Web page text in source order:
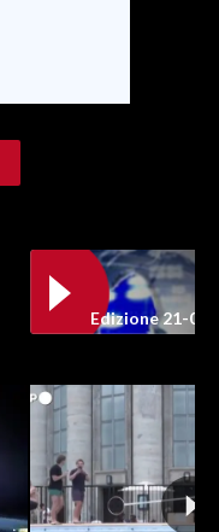
Edizione 21-05-